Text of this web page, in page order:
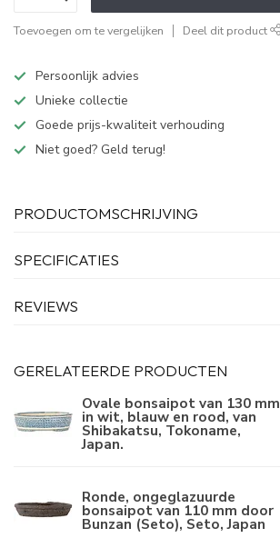
Toevoegen om te vergelijken Deel dit product
Persoonlijk advies
Unieke collectie
Goede prijs-kwaliteit verhouding
Niet goed? Geld terug!
PRODUCTOMSCHRIJVING
SPECIFICATIES
REVIEWS
GERELATEERDE PRODUCTEN
Ovale bonsaipot van 130 mm
in wit, blauw en rood, van
Shibakatsu, Tokoname,
Japan.
Ronde, ongeglazuurde
bonsaipot van 110 mm door
Bunzan (Seto), Seto, Japan